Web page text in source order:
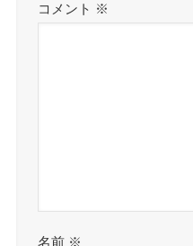
コメント ※
名前 ※